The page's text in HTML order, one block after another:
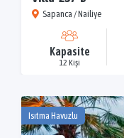
Sapanca / Nailiye
Kapasite
12 Kişi
Isıtma Havuzlu